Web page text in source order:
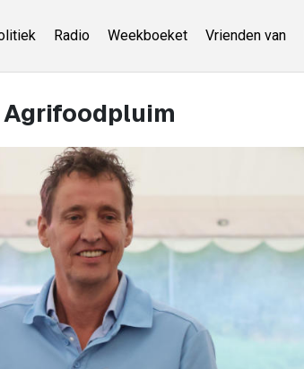
Radio Weekboeket Vrienden van
Agrifoodpluim